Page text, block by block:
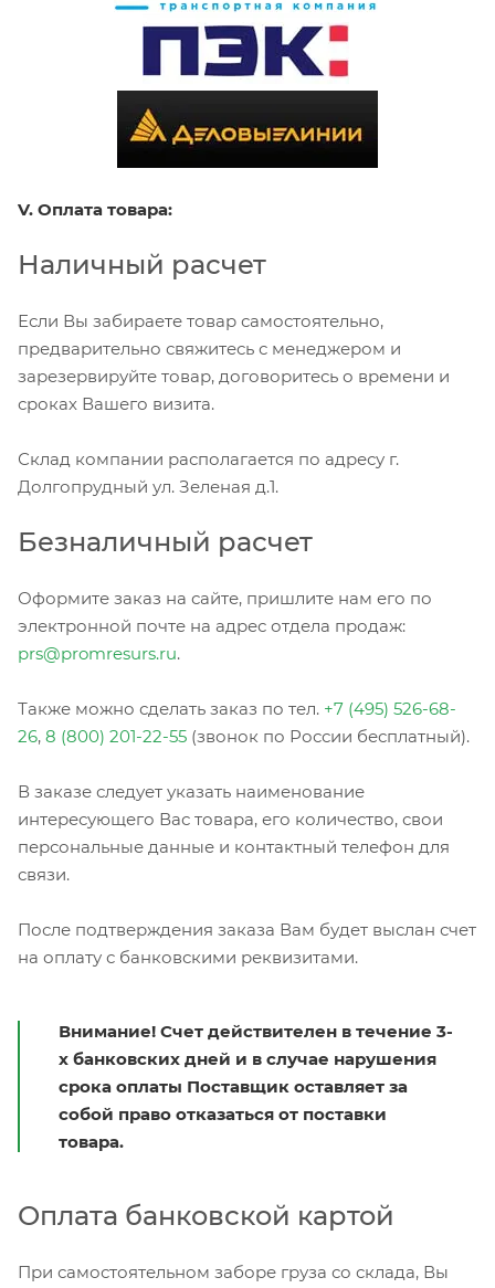
V. Оплата товара:
Наличный расчет
Если Вы забираете товар самостоятельно,
предварительно свяжитесь с менеджером и
зарезервируйте товар, договоритесь о времени и
сроках Вашего визита.
Склад компании располагается по адресу г.
Долгопрудный ул. Зеленая д.1.
Безналичный расчет
Оформите заказ на сайте, пришлите нам его по
электронной почте на адрес отдела продаж:
prs@promresurs.ru.
Также можно сделать заказ по тел. +7 (495) 526-68-
26, 8 (800) 201-22-55 (звонок по России бесплатный).
В заказе следует указать наименование
интересующего Вас товара, его количество, свои
персональные данные и контактный телефон для
связи.
После подтверждения заказа Вам будет выслан счет
на оплату с банковскими реквизитами.
Внимание! Счет действителен в течение 3-
х банковских дней и в случае нарушения
срока оплаты Поставщик оставляет за
собой право отказаться от поставки
товара.
Оплата банковской картой
При самостоятельном заборе груза со склада, Вы